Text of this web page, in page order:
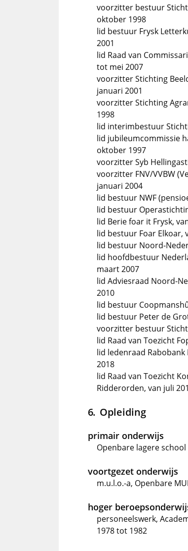
voorzitter bestuur
oktober 1998
lid bestuur Frysk
2001
lid Raad van
tot mei 2007
voorzitter Stichting
januari 2001
voorzitter Stichting
1998
lid interimbestuur
lid jubileumcommissie
oktober 1997
voorzitter Syb
voorzitter FNV/VVBW
januari 2004
lid bestuur NWF
lid bestuur
lid Berie foar it Frysk,
lid bestuur Foar Elkoar,
lid bestuur Noord-
lid hoofdbestuur
maart 2007
lid Adviesraad Noord-
2010
lid bestuur
lid bestuur Peter de
voorzitter bestuur
lid Raad van Toezicht
lid ledenraad
2018
lid Raad van Toezicht
Ridderorden, van juli
Opleiding
primair onderwijs
Openbare lagere
voortgezet onderwijs
m.u.l.o.-a, Openbare
hoger
personeelswerk,
1978 tot 1982